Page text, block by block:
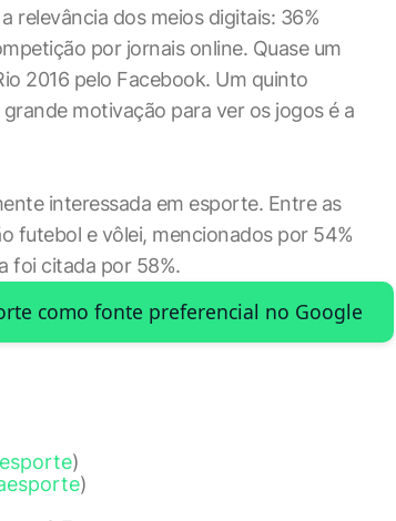
relevância dos meios digitais: 36%
por jornais online. Quase um
2016 pelo Facebook. Um quinto
motivação para ver os jogos é a
interessada em esporte. Entre as
futebol e vôlei, mencionados por 54%
foi citada por 58%.
como fonte preferencial no Google
)
)